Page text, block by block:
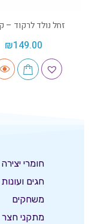
זחל נולד לרקוד –
₪149.00
חומרי יצירה
חגים ועונות
משחקים
מתקני חצר